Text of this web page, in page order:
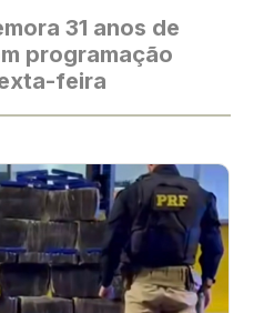
31 anos de
programação
feira